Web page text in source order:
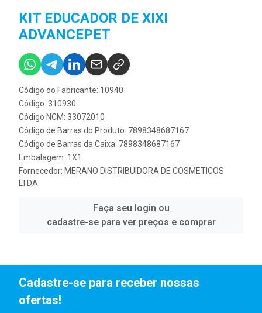
KIT EDUCADOR DE XIXI
ADVANCEPET
Código do Fabricante: 10940
Código: 310930
Código NCM: 33072010
Código de Barras do Produto: 7898348687167
Código de Barras da Caixa: 7898348687167
Embalagem: 1X1
Fornecedor: MERANO DISTRIBUIDORA DE COSMETICOS
LTDA
Faça seu login ou
cadastre-se para ver preços e comprar
Cadastre-se para receber nossas
ofertas!